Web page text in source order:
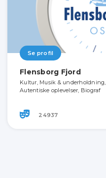
Se profil
Flensborg Fjord
Kultur, Musik &
Autentiske oplevelser, Biograf
24937